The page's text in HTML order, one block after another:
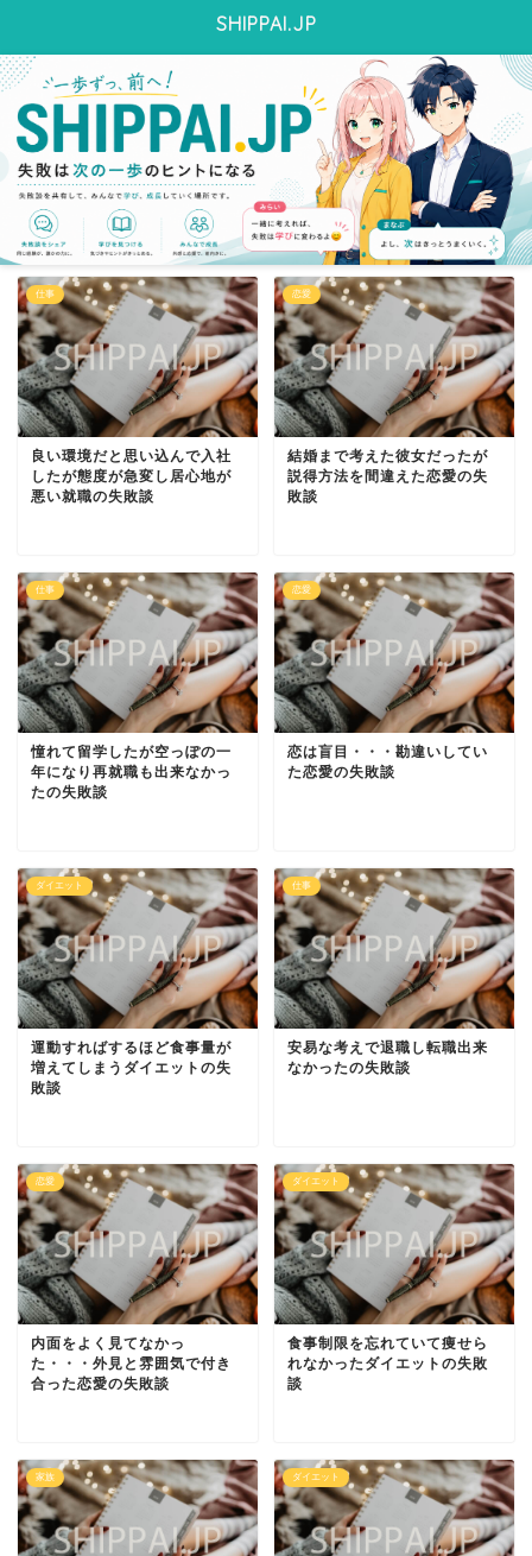
SHIPPAI.JP
仕事
良い環境だと思い込んで入社
したが態度が急変し居心地が
悪い就職の失敗談
恋愛
結婚まで考えた彼女だったが
説得方法を間違えた恋愛の失
敗談
仕事
憧れて留学したが空っぽの一
年になり再就職も出来なかっ
たの失敗談
恋愛
恋は盲目・・・勘違いしてい
た恋愛の失敗談
ダイエット
運動すればするほど食事量が
増えてしまうダイエットの失
敗談
仕事
安易な考えで退職し転職出来
なかったの失敗談
恋愛
内面をよく見てなかっ
た・・・外見と雰囲気で付き
合った恋愛の失敗談
ダイエット
食事制限を忘れていて痩せら
れなかったダイエットの失敗
談
家族 ダイエット